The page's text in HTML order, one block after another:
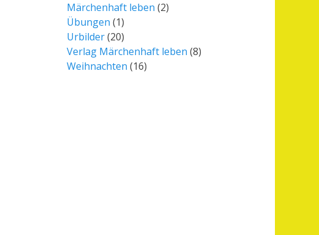
Märchenhaft leben (2)
Übungen (1)
Urbilder(20)
Verlag Märchenhaft leben (8)
Weihnachten (16)